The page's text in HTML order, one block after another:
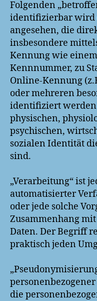
Folgenden
identifizierbar wird
angesehen, die
insbesondere
Kennung wie
Kennnummer, zu
Online-Kennung
oder mehreren
identifiziert
physischen,
psychischen,
sozialen Identität
sind.
„Verarbeitung“ ist
automatisierter
oder jede solche
Zusammenhang
Daten. Der Begriff
praktisch jeden
die